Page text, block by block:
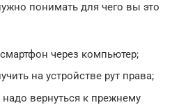
понимать для чего вы это
через компьютер;
на устройстве рут права;
вернуться к прежнему